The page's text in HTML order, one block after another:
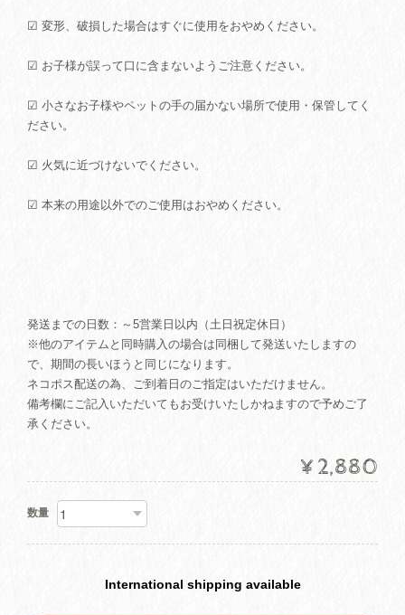
☑ 変形、破損した場合はすぐに使用をおやめください。
☑ お子様が誤って口に含まないようご注意ください。
☑ 小さなお子様やペットの手の届かない場所で使用・保管してく
ださい。
☑ 火気に近づけないでください。
☑ 本来の用途以外でのご使用はおやめください。
発送までの日数：～5営業日以内（土日祝定休日）
※他のアイテムと同時購入の場合は同梱して発送いたしますの
で、期間の長いほうと同じになります。
ネコポス配送の為、ご到着日のご指定はいただけません。
備考欄にご記入いただいてもお受けいたしかねますので予めご了
承ください。
¥2,880
数量
International shipping available